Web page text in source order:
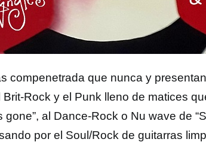
compenetrada que nunca y
Rock y el Punk lleno de matices
gone”, al Dance-Rock o Nu wave de
por el Soul/Rock de guitarras